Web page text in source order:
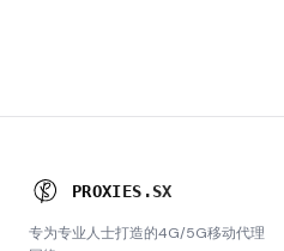
PROXIES .SX
专为专业人士打造的4G/5G移动代理